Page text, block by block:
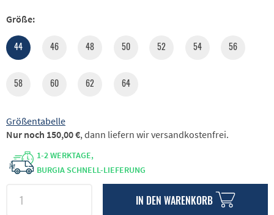
Größe:
44 46 48 50 52 54 56
58 60 62 64
Größentabelle
1-2 WERKTAGE,
BURGIA SCHNELL-LIEFERUNG
IN DEN WARENKORB
Nur noch 150,00 €, dann liefern wir versandkostenfrei.